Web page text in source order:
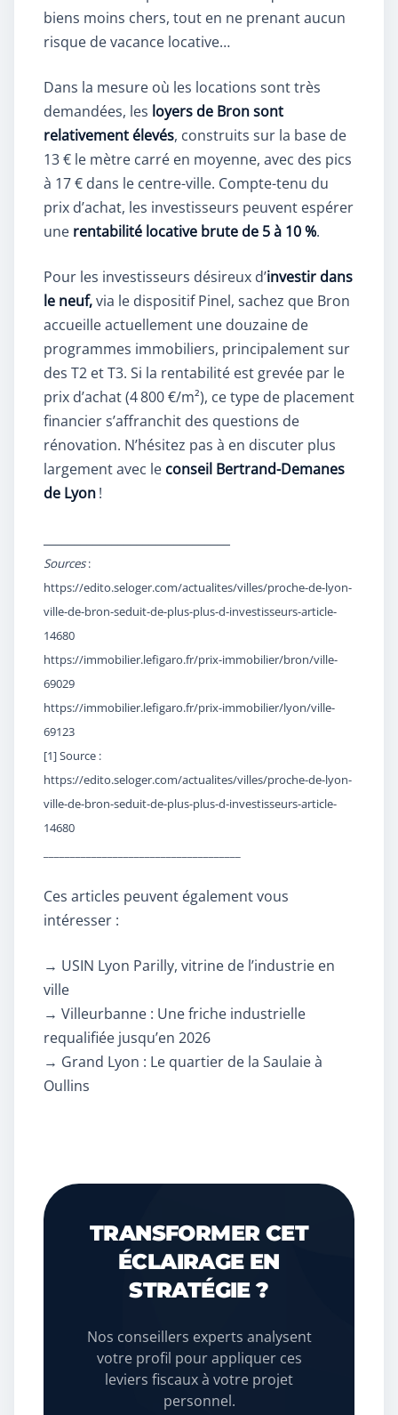
biens moins chers, tout en ne prenant aucun
risque de vacance locative…
Dans la mesure où les locations sont très
demandées, les loyers de Bron sont
relativement élevés, construits sur la base de
13 € le mètre carré en moyenne, avec des pics
à 17 € dans le centre-ville. Compte-tenu du
prix d’achat, les investisseurs peuvent espérer
une rentabilité locative brute de 5 à 10 %.
Pour les investisseurs désireux d’investir dans
le neuf,via le dispositif Pinel, sachez que Bron
accueille actuellement une douzaine de
programmes immobiliers, principalement sur
des T2 et T3. Si la rentabilité est grevée par le
prix d’achat (4 800 €/m²), ce type de placement
financier s’affranchit des questions de
rénovation. N’hésitez pas à en discuter plus
largement avec le conseil Bertrand-Demanes
de Lyon!
Sources:
https://edito.seloger.com/actualites/villes/proche-de-lyon-
ville-de-bron-seduit-de-plus-plus-d-investisseurs-article-
14680
https://immobilier.lefigaro.fr/prix-immobilier/bron/ville-
69029
https://immobilier.lefigaro.fr/prix-immobilier/lyon/ville-
69123
[1]Source :
https://edito.seloger.com/actualites/villes/proche-de-lyon-
ville-de-bron-seduit-de-plus-plus-d-investisseurs-article-
14680
Ces articles peuvent également vous
intéresser :
→ USIN Lyon Parilly, vitrine de l’industrie en
ville
→ Villeurbanne : Une friche industrielle
requalifiée jusqu’en 2026
→ Grand Lyon : Le quartier de la Saulaie à
Oullins
TRANSFORMER CET
ÉCLAIRAGE EN
STRATÉGIE ?
Nos conseillers experts analysent
votre profil pour appliquer ces
leviers fiscaux à votre projet
personnel.